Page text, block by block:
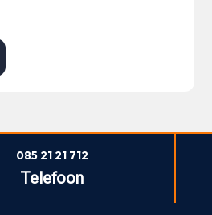
085 21 21 712
Telefoon